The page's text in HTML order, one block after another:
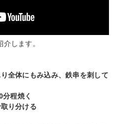
します。
全体にもみ込み、鉄串を刺して
程焼く
り分ける